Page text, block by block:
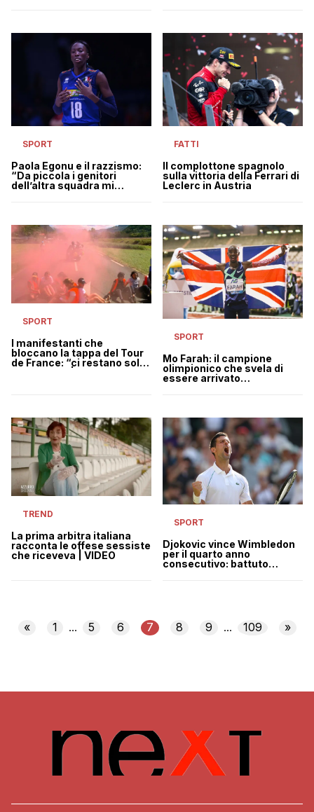
SPORT
Paola Egonu e il razzismo:
“Da piccola i genitori
dell’altra squadra mi
FATTI
Il complottone spagnolo
sulla vittoria della Ferrari di
Leclerc in Austria
SPORT
I manifestanti che
bloccano la tappa del Tour
de France: “ci restano solo
SPORT
Mo Farah: il campione
olimpionico che svela di
essere arrivato
TREND
La prima arbitra italiana
racconta le offese sessiste
che riceveva | VIDEO
SPORT
Djokovic vince Wimbledon
per il quarto anno
consecutivo: battuto
« 1 ... 5 6 7 8 9 ... 109 »